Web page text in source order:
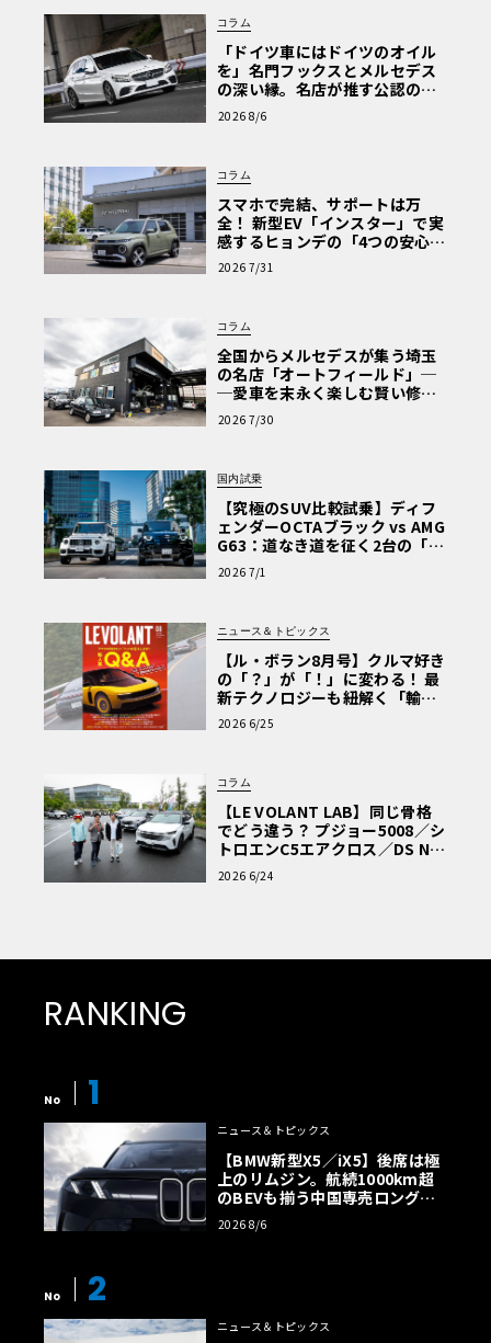
コラム
「ドイツ車にはドイツのオイル
を」名門フックスとメルセデス
の深い縁。名店が推す公認の安
心と、Cクラスで味わうシルキー
な走り〈PR〉
2026 8/6
コラム
スマホで完結、サポートは万
全！ 新型EV「インスター」で実
感するヒョンデの「4つの安心」
【第1回・ヒョンデ6つの疑問：
Why? Hyundai?】〈PR〉
2026 7/31
コラム
全国からメルセデスが集う埼玉
の名店「オートフィールド」─
─愛車を末永く楽しむ賢い修理
術と、プロがフックス製オイル
を選ぶ理由〈PR〉
2026 7/30
国内試乗
【究極のSUV比較試乗】ディフ
ェンダーOCTAブラック vs AMG
G63：道なき道を征く2台の「対
極的アプローチ」
2026 7/1
ニュース＆トピックス
【ル・ボラン8月号】クルマ好き
の「？」が「！」に変わる！ 最
新テクノロジーも紐解く「輸入
車Q&A」
2026 6/25
コラム
【LE VOLANT LAB】同じ骨格
でどう違う？ プジョー5008／シ
トロエンC5エアクロス／DS Nº4
読者一気乗りレポート
2026 6/24
RANKING
No 1
ニュース＆トピックス
【BMW新型X5／iX5】後席は極
上のリムジン。航続1000km超
のBEVも揃う中国専売ロング仕
様の全貌
2026 8/6
No 2
ニュース＆トピックス